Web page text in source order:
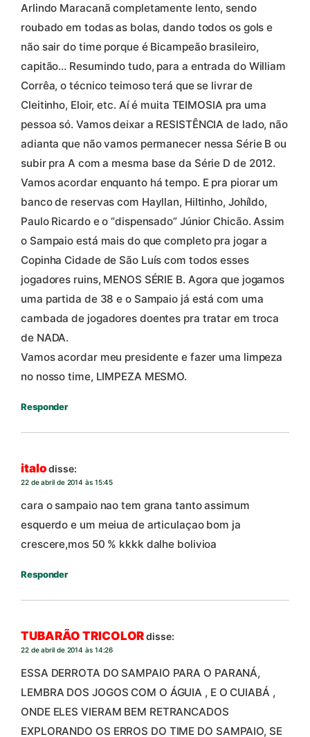
Arlindo Maracanã completamente lento, sendo
roubado em todas as bolas, dando todos os gols e
não sair do time porque é Bicampeão brasileiro,
capitão… Resumindo tudo, para a entrada do William
Corrêa, o técnico teimoso terá que se livrar de
Cleitinho, Eloir, etc. Aí é muita TEIMOSIA pra uma
pessoa só. Vamos deixar a RESISTÊNCIA de lado, não
adianta que não vamos permanecer nessa Série B ou
subir pra A com a mesma base da Série D de 2012.
Vamos acordar enquanto há tempo. E pra piorar um
banco de reservas com Hayllan, Hiltinho, Johíldo,
Paulo Ricardo e o “dispensado” Júnior Chicão. Assim
o Sampaio está mais do que completo pra jogar a
Copinha Cidade de São Luís com todos esses
jogadores ruins, MENOS SÉRIE B. Agora que jogamos
uma partida de 38 e o Sampaio já está com uma
cambada de jogadores doentes pra tratar em troca
de NADA.
Vamos acordar meu presidente e fazer uma limpeza
no nosso time, LIMPEZA MESMO.
Responder
italo disse:
22 de abril de 2014 às 15:45
cara o sampaio nao tem grana tanto assimum
esquerdo e um meiua de articulaçao bom ja
crescere,mos 50 % kkkk dalhe bolivioa
Responder
TUBARÃO TRICOLORdisse:
22 de abril de 2014 às 14:26
ESSA DERROTA DO SAMPAIO PARA O PARANÁ,
LEMBRA DOS JOGOS COM O ÁGUIA , E O CUIABÁ ,
ONDE ELES VIERAM BEM RETRANCADOS
EXPLORANDO OS ERROS DO TIME DO SAMPAIO, SE